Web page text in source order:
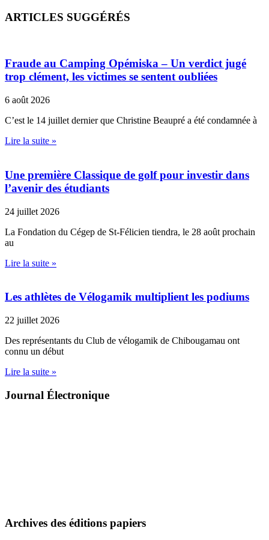
ARTICLES SUGGÉRÉS
Fraude au Camping Opémiska – Un verdict jugé
trop clément, les victimes se sentent oubliées
6 août 2026
C’est le 14 juillet dernier que Christine Beaupré a été condamnée à
Lire la suite »
Une première Classique de golf pour investir dans
l’avenir des étudiants
24 juillet 2026
La Fondation du Cégep de St-Félicien tiendra, le 28 août prochain
au
Lire la suite »
Les athlètes de Vélogamik multiplient les podiums
22 juillet 2026
Des représentants du Club de vélogamik de Chibougamau ont
connu un début
Lire la suite »
Journal Électronique
Archives des éditions papiers